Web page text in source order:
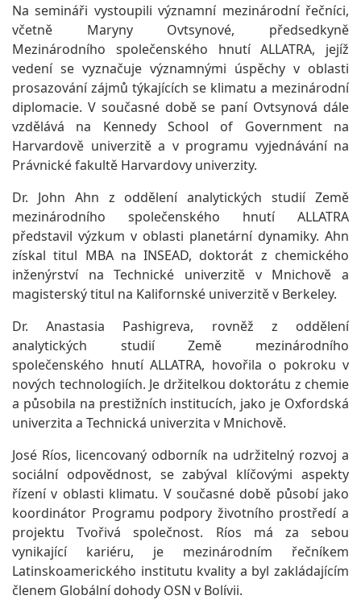
Na semináři vystoupili významní mezinárodní řečníci,
včetně Maryny Ovtsynové, předsedkyně
Mezinárodního společenského hnutí ALLATRA, jejíž
vedení se vyznačuje významnými úspěchy v oblasti
prosazování zájmů týkajících se klimatu a mezinárodní
diplomacie. V současné době se paní Ovtsynová dále
vzdělává na Kennedy School of Government na
Harvardově univerzitě a v programu vyjednávání na
Právnické fakultě Harvardovy univerzity.
Dr. John Ahn z oddělení analytických studií Země
mezinárodního společenského hnutí ALLATRA
představil výzkum v oblasti planetární dynamiky. Ahn
získal titul MBA na INSEAD, doktorát z chemického
inženýrství na Technické univerzitě v Mnichově a
magisterský titul na Kalifornské univerzitě v Berkeley.
Dr. Anastasia Pashigreva, rovněž z oddělení
analytických studií Země mezinárodního
společenského hnutí ALLATRA, hovořila o pokroku v
nových technologiích. Je držitelkou doktorátu z chemie
a působila na prestižních institucích, jako je Oxfordská
univerzita a Technická univerzita v Mnichově.
José Ríos, licencovaný odborník na udržitelný rozvoj a
sociální odpovědnost, se zabýval klíčovými aspekty
řízení v oblasti klimatu. V současné době působí jako
koordinátor Programu podpory životního prostředí a
projektu Tvořivá společnost. Ríos má za sebou
vynikající kariéru, je mezinárodním řečníkem
Latinskoamerického institutu kvality a byl zakládajícím
členem Globální dohody OSN v Bolívii.